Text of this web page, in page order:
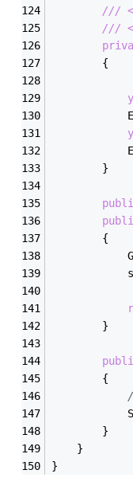
///
///
        {
        }
        {
        }
        {
        }
    }
}